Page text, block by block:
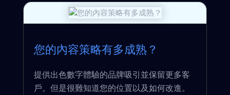
您的內容策略有多成熟？
提供出色數字體驗的品牌吸引並保留更多客
戶。但是很難知道您的位置以及如何改進。